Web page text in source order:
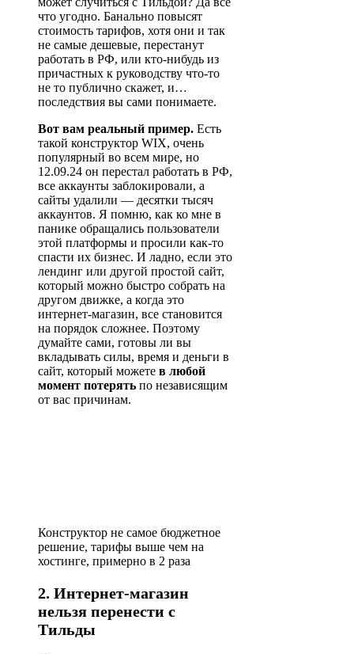
что угодно. Банально повысят
стоимость тарифов, хотя они и так
не самые дешевые, перестанут
работать в РФ, или кто-нибудь из
причастных к руководству что-то
не то публично скажет, и…
последствия вы сами понимаете.
Вот вам реальный пример. Есть
такой конструктор WIX, очень
популярный во всем мире, но
12.09.24 он перестал работать в РФ,
все аккаунты заблокировали, а
сайты удалили — десятки тысяч
аккаунтов. Я помню, как ко мне в
панике обращались пользователи
этой платформы и просили как-то
спасти их бизнес. И ладно, если это
лендинг или другой простой сайт,
который можно быстро собрать на
другом движке, а когда это
интернет-магазин, все становится
на порядок сложнее. Поэтому
думайте сами, готовы ли вы
вкладывать силы, время и деньги в
сайт, который можете в любой
момент потерять по независящим
от вас причинам.
Конструктор не самое бюджетное
решение, тарифы выше чем на
хостинге, примерно в 2 раза
2. Интернет-магазин
нельзя перенести с
Тильды